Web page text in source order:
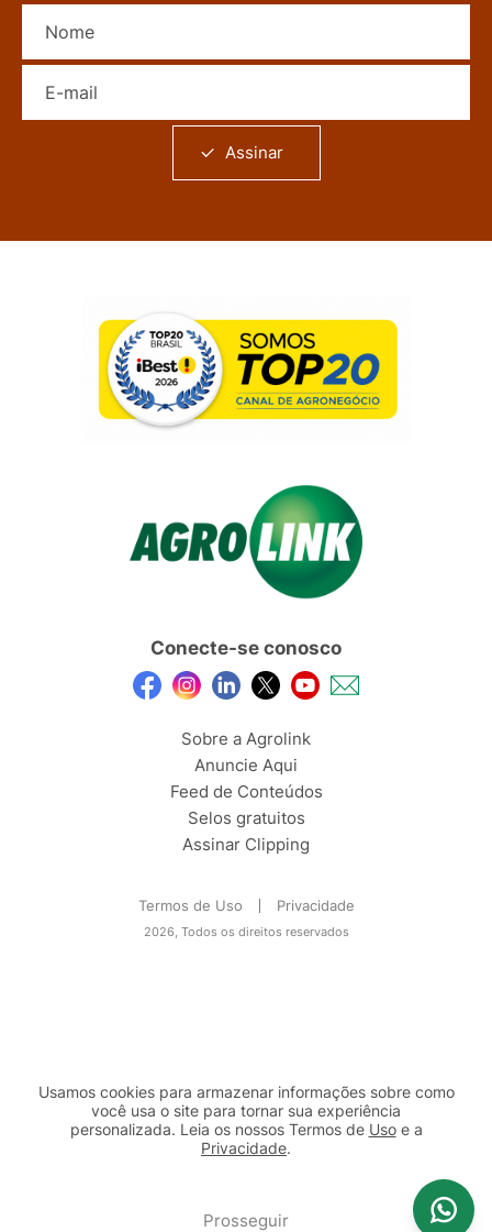
Assinar
Conecte-se conosco
Sobre a Agrolink
Anuncie Aqui
Feed de Conteúdos
Selos gratuitos
Assinar Clipping
Termos de Uso Privacidade
2026, Todos os direitos reservados
Usamos cookies para armazenar informações sobre como
você usa o site para tornar sua experiência
personalizada. Leia os nossos Termos de Usoe a
Privacidade.
Prosseguir